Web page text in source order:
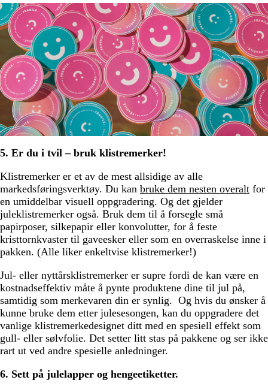
5. Er du i tvil – bruk klistremerker!
Klistremerker er et av de mest allsidige av alle
markedsføringsverktøy. Du kan bruke dem nesten overalt for
en umiddelbar visuell oppgradering. Og det gjelder
juleklistremerker også. Bruk dem til å forsegle små
papirposer, silkepapir eller konvolutter, for å feste
kristtornkvaster til gaveesker eller som en overraskelse inne i
pakken. (Alle liker enkeltvise klistremerker!)
Jul- eller nyttårsklistremerker er supre fordi de kan være en
kostnadseffektiv måte å pynte produktene dine til jul på,
samtidig som merkevaren din er synlig. Og hvis du ønsker å
kunne bruke dem etter julesesongen, kan du oppgradere det
vanlige klistremerkedesignet ditt med en spesiell effekt som
gull- eller sølvfolie. Det setter litt stas på pakkene og ser ikke
rart ut ved andre spesielle anledninger.
6. Sett på julelapper og hengeetiketter.